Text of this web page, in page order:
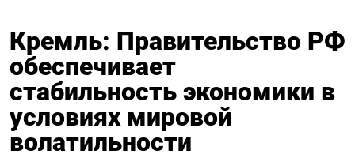
Кремль: Правительство РФ
обеспечивает
стабильность экономики в
условиях мировой
волатильности